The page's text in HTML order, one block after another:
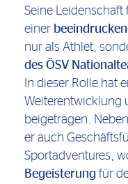
Seine
einer
nur als Athlet,
des ÖSV
In dieser Rolle hat
Weiterentwicklung
beigetragen.
er auch
Sportadventures,
Begeisterung für